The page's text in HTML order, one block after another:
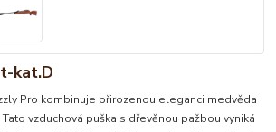
kat.D
Pro kombinuje přirozenou eleganci medvěda
vzduchová puška s dřevěnou pažbou vyniká